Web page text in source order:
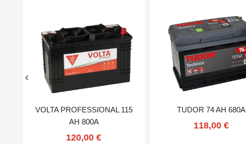
VOLTA PROFESSIONAL 115
AH 800A
120,00€
TUDOR 74 AH 680A
118,00€